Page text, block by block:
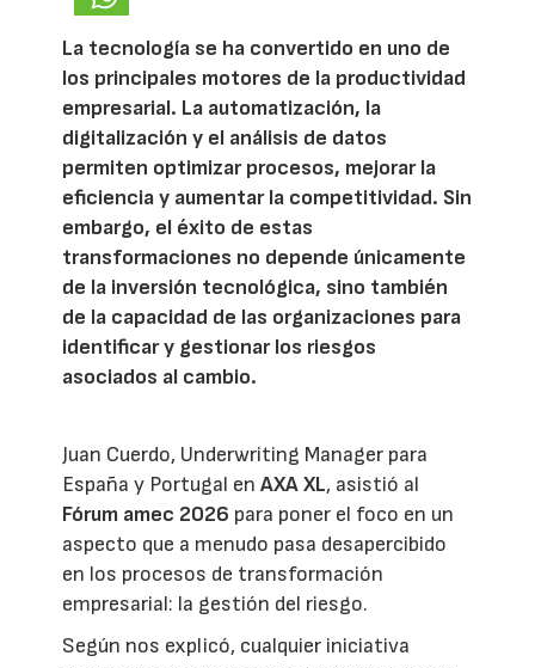
La tecnología se ha convertido en uno de
los principales motores de la productividad
empresarial. La automatización, la
digitalización y el análisis de datos
permiten optimizar procesos, mejorar la
eficiencia y aumentar la competitividad. Sin
embargo, el éxito de estas
transformaciones no depende únicamente
de la inversión tecnológica, sino también
de la capacidad de las organizaciones para
identificar y gestionar los riesgos
asociados al cambio.
Juan Cuerdo, Underwriting Manager para
España y Portugal enAXA XL, asistió al
Fórum amec 2026 para poner el foco en un
aspecto que a menudo pasa desapercibido
en los procesos de transformación
empresarial: la gestión del riesgo.
Según nos explicó, cualquier iniciativa